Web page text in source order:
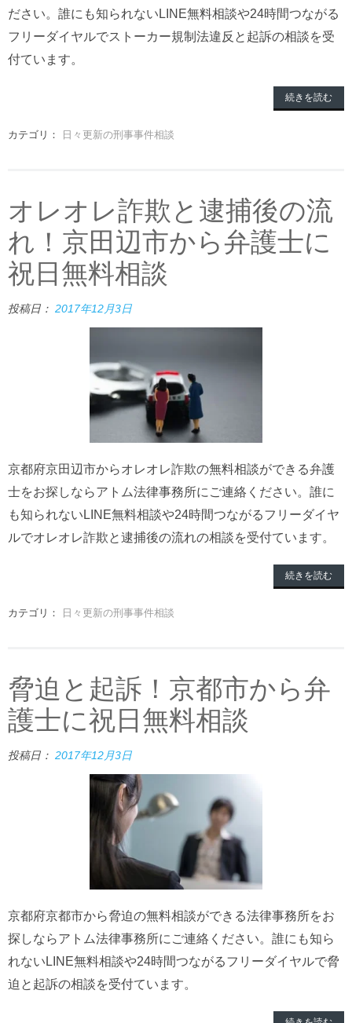
ださい。誰にも知られないLINE無料相談や24時間つながる
フリーダイヤルでストーカー規制法違反と起訴の相談を受
付ています。
続きを読む
カテゴリ： 日々更新の刑事事件相談
オレオレ詐欺と逮捕後の流
れ！京田辺市から弁護士に
祝日無料相談
投稿日： 2017年12月3日
京都府京田辺市からオレオレ詐欺の無料相談ができる弁護
士をお探しならアトム法律事務所にご連絡ください。誰に
も知られないLINE無料相談や24時間つながるフリーダイヤ
ルでオレオレ詐欺と逮捕後の流れの相談を受付ています。
続きを読む
カテゴリ： 日々更新の刑事事件相談
脅迫と起訴！京都市から弁
護士に祝日無料相談
投稿日： 2017年12月3日
京都府京都市から脅迫の無料相談ができる法律事務所をお
探しならアトム法律事務所にご連絡ください。誰にも知ら
れないLINE無料相談や24時間つながるフリーダイヤルで脅
迫と起訴の相談を受付ています。